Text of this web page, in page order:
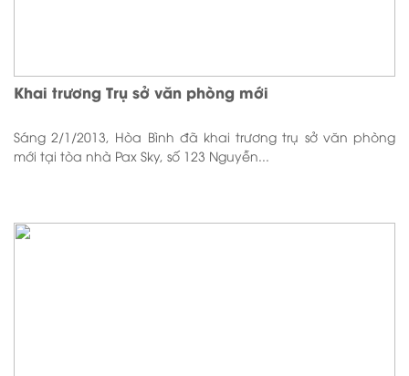
Khai trương Trụ sở văn phòng mới
Sáng 2/1/2013, Hòa Bình đã khai trương trụ sở văn phòng
mới tại tòa nhà Pax Sky, số 123 Nguyễn...